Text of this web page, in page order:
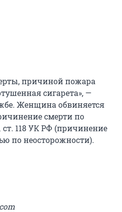
причиной пожара
сигарета», —
Женщина обвиняется
смерти по
ст. 118 УК РФ (причинение
по неосторожности).